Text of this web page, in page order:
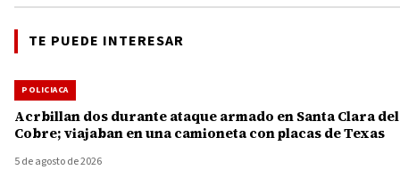
TE PUEDE INTERESAR
POLICIACA
Acrbillan dos durante ataque armado en Santa Clara del
Cobre; viajaban en una camioneta con placas de Texas
5 de agosto de 2026